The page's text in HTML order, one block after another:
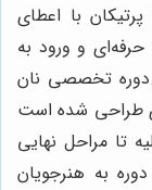
با اعطای
و ورود به
تخصصی نان
طراحی شده است
تا مراحل نهایی
به هنرجویان